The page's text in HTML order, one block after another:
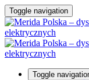
Toggle navigation
Toggle